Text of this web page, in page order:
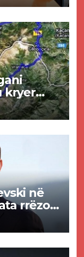
kryer
e
për
në
rrëzon
e
së